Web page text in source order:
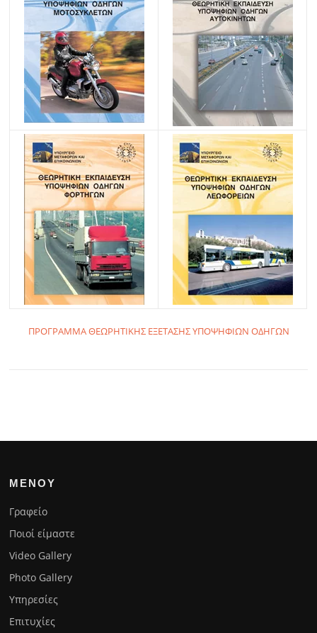
ΠΡΟΓΡΑΜΜΑ ΘΕΩΡΗΤΙΚΗΣ ΕΞΕΤΑΣΗΣ ΥΠΟΨΗΦΙΩΝ ΟΔΗΓΩΝ
ΜΕΝΟΥ
Γραφείο
Ποιοί είμαστε
Video Gallery
Photo Gallery
Υπηρεσίες
Επιτυχίες